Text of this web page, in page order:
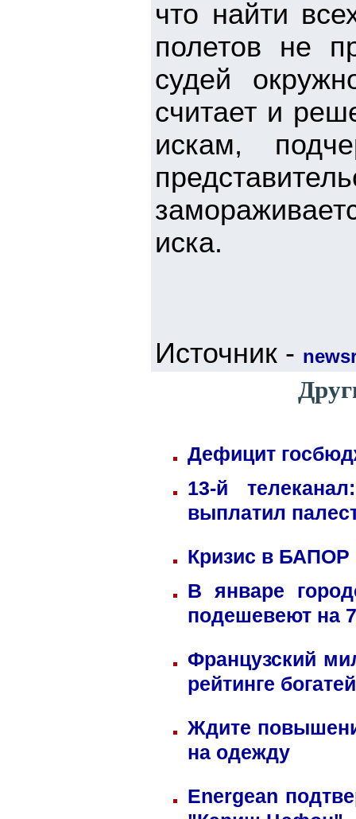
что найти
полетов не
судей
считает и
искам,
иска.
Источник -
Дефицит
13-й
выплатил
Кризис в БАПОР
В январе
подешевеют на
Французский
рейтинге
Ждите
на одежду
Energean